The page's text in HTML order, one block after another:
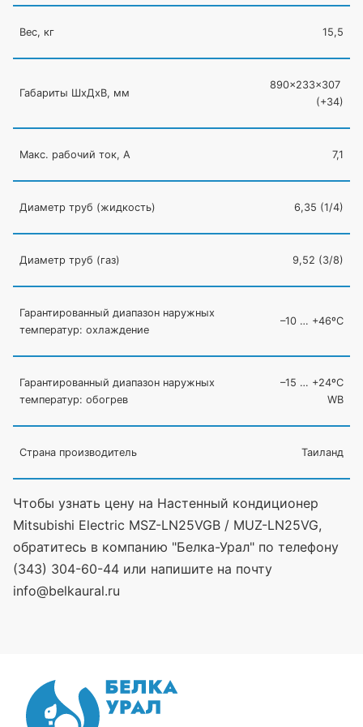
Вес, кг 15,5
Габариты ШхДхВ, мм
890×233×307
(+34)
Макс. рабочий ток, А 7,1
Диаметр труб (жидкость) 6,35 (1/4)
Диаметр труб (газ) 9,52 (3/8)
Гарантированный диапазон наружных
температур: охлаждение
–10 … +46ºC
Гарантированный диапазон наружных
температур: обогрев
–15 … +24ºC
WB
Страна производитель Таиланд
Чтобы узнать цену на Настенный кондиционер
Mitsubishi Electric MSZ-LN25VGB / MUZ-LN25VG,
обратитесь в компанию "Белка-Урал" по телефону
(343) 304-60-44 или напишите на почту
info@belkaural.ru